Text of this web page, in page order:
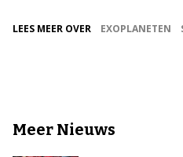
LEES MEER OVER EXOPLANETEN
Meer Nieuws